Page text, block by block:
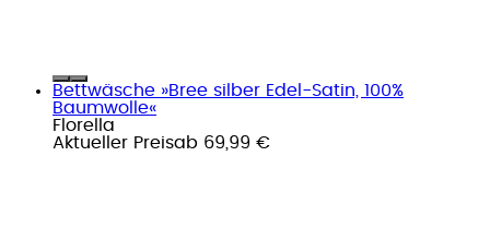
Bettwäsche »Bree silber Edel-Satin, 100%
Baumwolle«
Florella
Aktueller Preisab 69,99 €